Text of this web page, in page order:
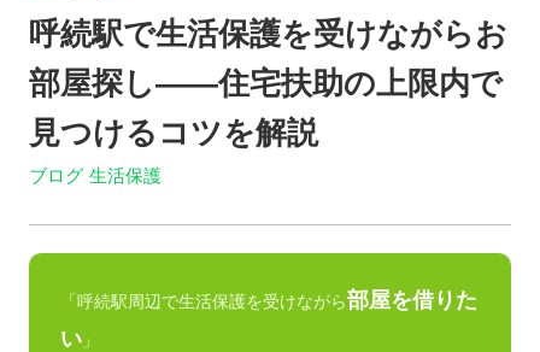
呼続駅で生活保護を受けながらお
部屋探し——住宅扶助の上限内で
見つけるコツを解説
ブログ 生活保護
「呼続駅周辺で生活保護を受けながら部屋を借りた
い 」